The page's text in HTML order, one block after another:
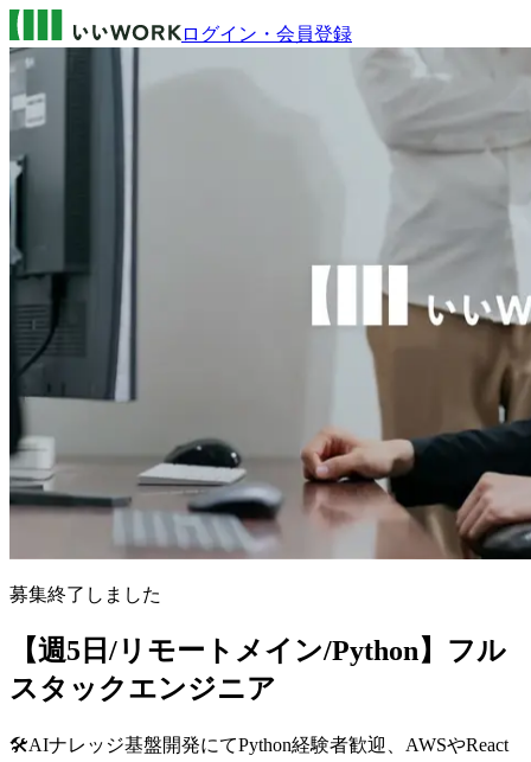
ログイン・会員登録
募集終了しました
【週5日/リモートメイン/Python】フル
スタックエンジニア
🛠AIナレッジ基盤開発にてPython経験者歓迎、AWSやReact